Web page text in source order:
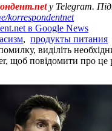
у Telegram.
korrespondentnet
в Google News
, продукты питания
виділіть
щоб повідомити про це